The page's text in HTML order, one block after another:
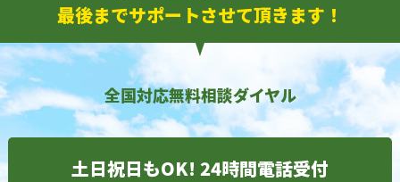
最後までサポートさせて頂きます！
全国対応無料相談ダイヤル
土日祝日もOK! 24時間電話受付